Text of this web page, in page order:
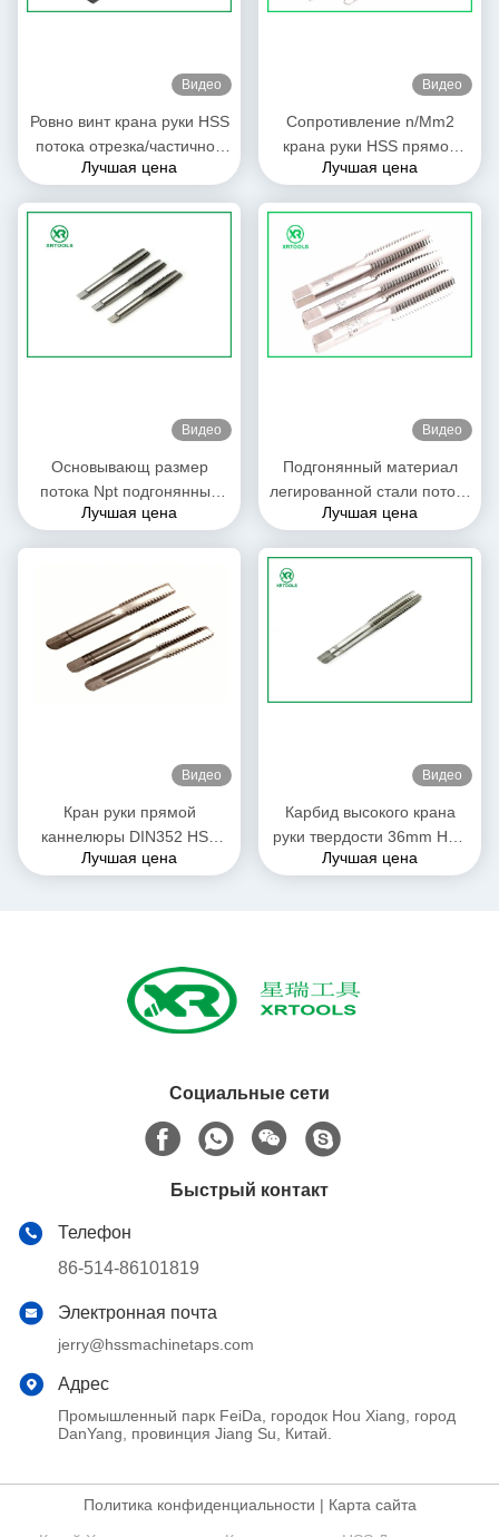
Видео
Ровно винт крана руки HSS
потока отрезка/частичное
для сквозного отверстия
Лучшая цена
Видео
Сопротивление n/Mm2
крана руки HSS прямой
каннелюры 900 с отделкой
Лучшая цена
Видео
Основывающ размер
потока Npt подгонянный
краном, магний сплавляет
Лучшая цена
Видео
Подгонянный материал
легированной стали потока
прямой каннелюры крана
Лучшая цена
Видео
Кран руки прямой
каннелюры DIN352 HSS
потока CNC польский
Лучшая цена
Видео
Карбид высокого крана
руки твердости 36mm HSS
твердый для
Лучшая цена
Социальные сети
Быстрый контакт
Телефон
86-514-86101819
Электронная почта
jerry@hssmachinetaps.com
Адрес
Промышленный парк FeiDa, городок Hou Xiang, город
DanYang, провинция Jiang Su, Китай.
Политика конфиденциальности | Карта сайта